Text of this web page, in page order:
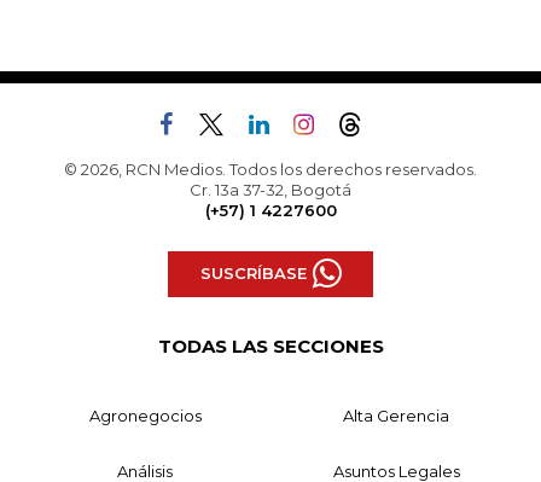
© 2026, RCN Medios. Todos los derechos reservados.
Cr. 13a 37-32, Bogotá
(+57) 1 4227600
SUSCRÍBASE
TODAS LAS SECCIONES
Agronegocios Alta Gerencia
Análisis Asuntos Legales